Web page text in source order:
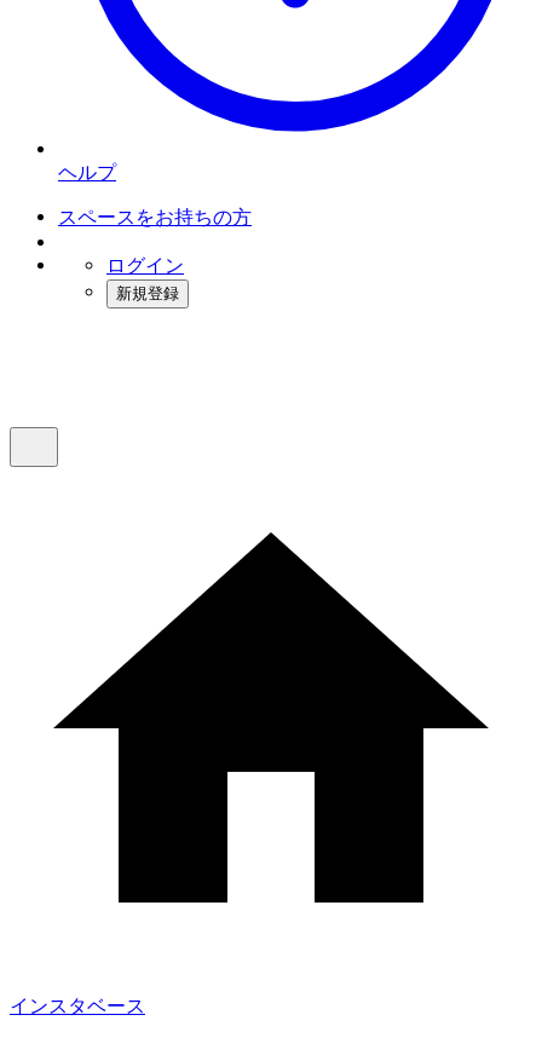
ヘルプ
スペースをお持ちの方
ログイン
新規登録
インスタベース